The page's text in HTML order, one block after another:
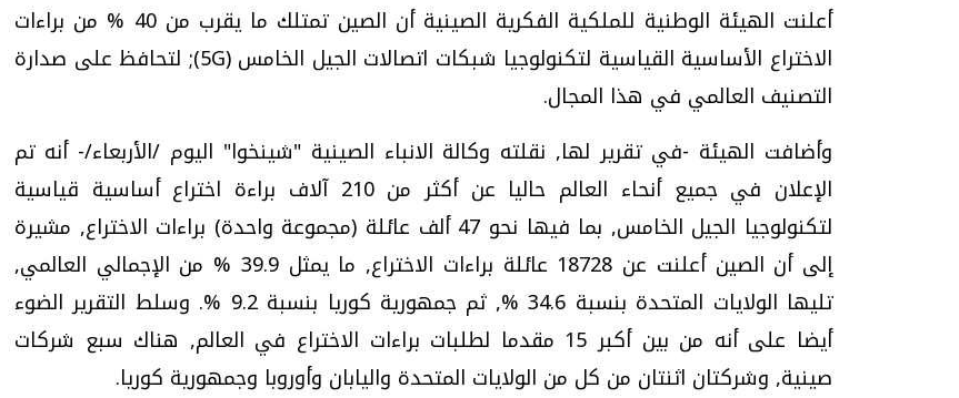
أعلنت الهيئة الوطنية للملكية الفكرية الصينية أن الصين تمتلك ما يقرب من 40 % من براءات
الاختراع الأساسية القياسية لتكنولوجيا شبكات اتصالات الجيل الخامس (5G); لتحافظ على صدارة
التصنيف العالمي في هذا المجال.
وأضافت الهيئة -في تقرير لها, نقلته وكالة الانباء الصينية "شينخوا" اليوم /الأربعاء/- أنه تم
الإعلان في جميع أنحاء العالم حاليا عن أكثر من 210 آلاف براءة اختراع أساسية قياسية
لتكنولوجيا الجيل الخامس, بما فيها نحو 47 ألف عائلة (مجموعة واحدة) براءات الاختراع, مشيرة
إلى أن الصين أعلنت عن 18728 عائلة براءات الاختراع, ما يمثل 39.9 % من الإجمالي العالمي,
تليها الولايات المتحدة بنسبة 34.6 %, ثم جمهورية كوريا بنسبة 9.2 %. وسلط التقرير الضوء
أيضا على أنه من بين أكبر 15 مقدما لطلبات براءات الاختراع في العالم, هناك سبع شركات
صينية, وشركتان اثنتان من كل من الولايات المتحدة واليابان وأوروبا وجمهورية كوريا.
دليلك للتنسيق الجامعي .. تساؤلات
وإجابات
السبت، 01 اغسطس 2026 10:25 ص
فيديو.. الإعلام الرقمي.. تقنيات واعدة
وتحديات هائلة
الخميس، 30 يوليو 2026 01:09 م
موجات الطقس الساخنة.. لماذا تحدث وكيف